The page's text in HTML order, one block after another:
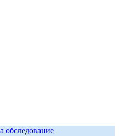
обследование